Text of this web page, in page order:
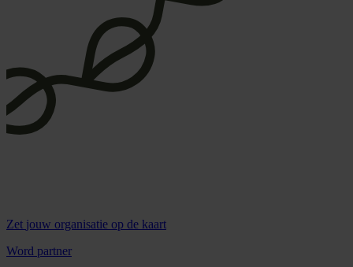
Zet jouw organisatie op de kaart
Word partner